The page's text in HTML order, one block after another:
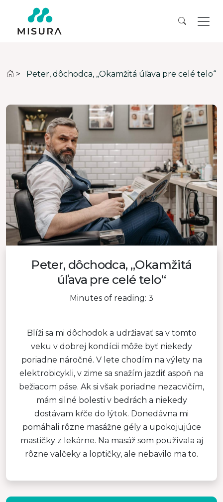
> Peter, dôchodca, „Okamžitá úľava pre celé telo“
Peter, dôchodca, „Okamžitá
úľava pre celé telo“
Minutes of reading: 3
Blíži sa mi dôchodok a udržiavať sa v tomto
veku v dobrej kondícii môže byť niekedy
poriadne náročné. V lete chodím na výlety na
elektrobicykli, v zime sa snažím jazdiť aspoň na
bežiacom páse. Ak si však poriadne nezacvičím,
mám silné bolesti v bedrách a niekedy
dostávam kŕče do lýtok. Donedávna mi
pomáhali rôzne masážne gély a upokojujúce
mastičky z lekárne. Na masáž som používala aj
rôzne valčeky a loptičky, ale nebavilo ma to.